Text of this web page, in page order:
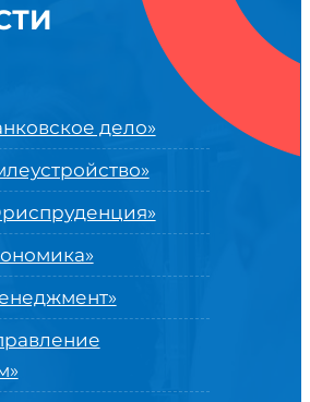
дело»